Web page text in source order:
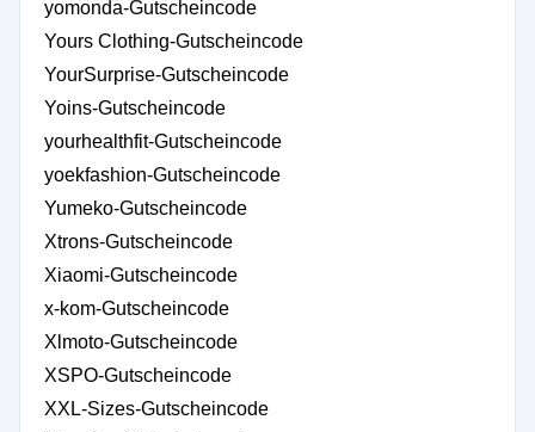
yomonda-Gutscheincode
Yours Clothing-Gutscheincode
YourSurprise-Gutscheincode
Yoins-Gutscheincode
yourhealthfit-Gutscheincode
yoekfashion-Gutscheincode
Yumeko-Gutscheincode
Xtrons-Gutscheincode
Xiaomi-Gutscheincode
x-kom-Gutscheincode
Xlmoto-Gutscheincode
XSPO-Gutscheincode
XXL-Sizes-Gutscheincode